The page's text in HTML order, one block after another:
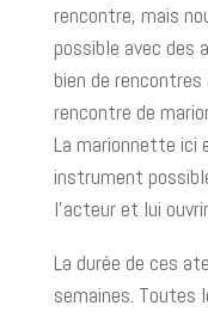
rencontre, mais
possible avec des
bien de
rencontre de
La marionnette ici
instrument
l’acteur et lui
La durée de ces
semaines. Toutes